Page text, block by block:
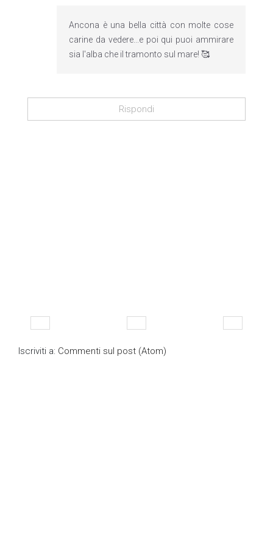
Ancona è una bella città con molte cose
carine da vedere...e poi qui puoi ammirare
sia l'alba che il tramonto sul mare! 🥰
Rispondi
Iscriviti a: Commenti sul post (Atom)